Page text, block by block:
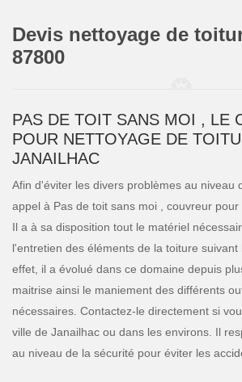
Devis nettoyage de
87800
PAS DE TOIT SANS MOI , LE
POUR NETTOYAGE DE
JANAILHAC
Afin d'éviter les divers problèmes au niveau
appel à Pas de toit sans moi , couvreur pour
Il a à sa disposition tout le matériel
l'entretien des éléments de la toiture
effet, il a évolué dans ce domaine depuis
maitrise ainsi le maniement des différents
nécessaires. Contactez-le directement si
ville de Janailhac ou dans les environs. Il
au niveau de la sécurité pour éviter les